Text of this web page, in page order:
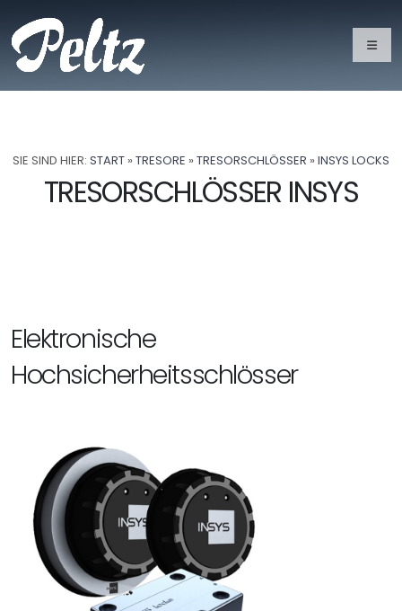
TRESORSCHLÖSSER INSYS
SIE SIND HIER: START » TRESORE » TRESORSCHLÖSSER » INSYS LOCKS
Elektronische
Hochsicherheitsschlösser